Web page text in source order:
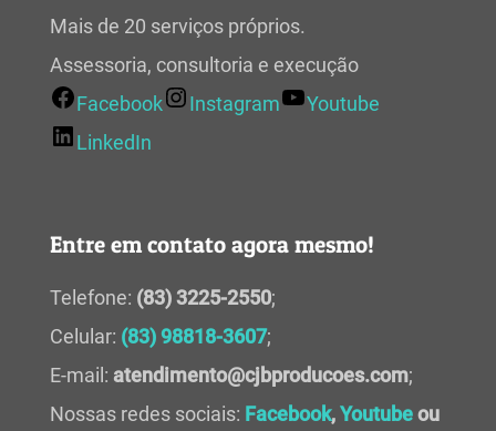
Mais de 20 serviços próprios.
Assessoria, consultoria e execução
Facebook
Instagram
Youtube
LinkedIn
Entre em contato agora mesmo!
Telefone: (83) 3225-2550;
Celular: (83) 98818-3607;
E-mail: atendimento@cjbproducoes.com;
Nossas redes sociais: Facebook,Youtubeou